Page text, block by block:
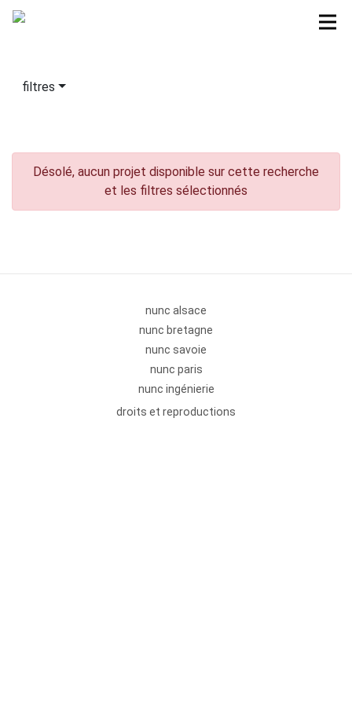
filtres
Désolé, aucun projet disponible sur cette recherche
et les filtres sélectionnés
nunc alsace
nunc bretagne
nunc savoie
nunc paris
nunc ingénierie
droits et reproductions